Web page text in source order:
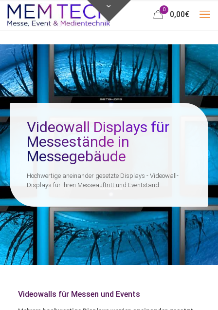
0
0,00€
Videowall Displays für
Messestände in
Messegebäude
Hochwertige aneinander gesetzte Displays - Videowall-
Displays für Ihren Messeauftritt und Eventstand
Videowalls für Messen und Events